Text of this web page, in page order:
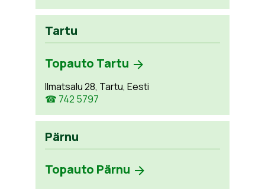
Tartu
Topauto Tartu
Ilmatsalu 28, Tartu, Eesti
☎ 742 5797
Pärnu
Topauto Pärnu